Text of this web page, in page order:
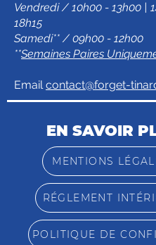
Vendredi / 10h00 - 13h00 |
18h15
Samedi** / 09h00 - 12h00
**Semaines Paires
Emailcontact@forget-
EN SAVOIR
MENTIONS
RÉGLEMENT